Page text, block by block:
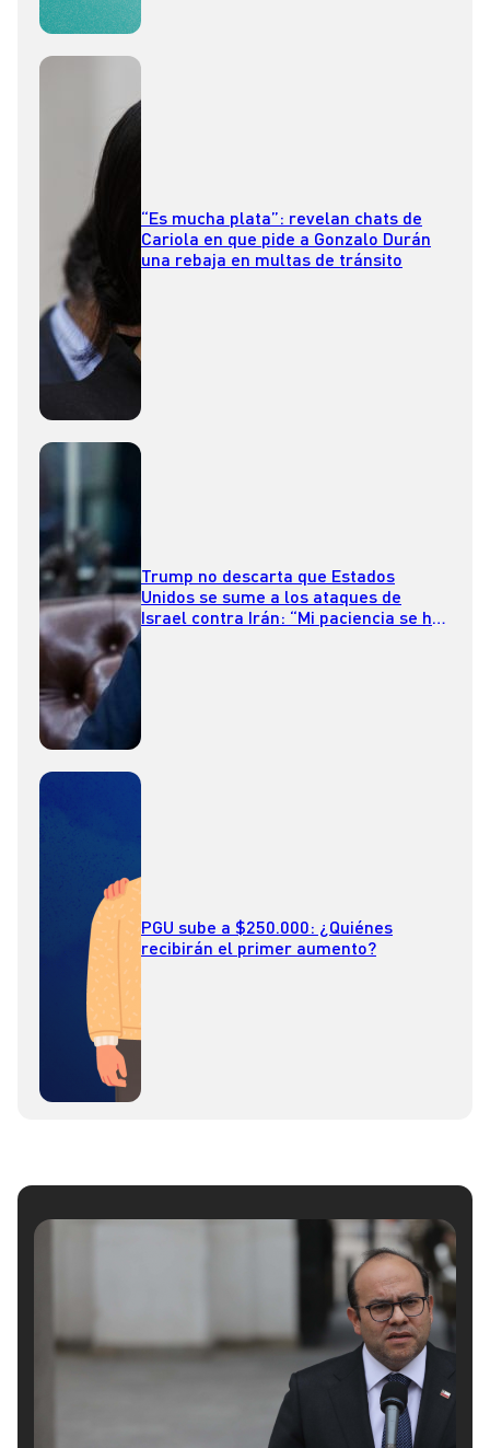
“Es mucha plata”: revelan chats de
Cariola en que pide a Gonzalo Durán
una rebaja en multas de tránsito
Trump no descarta que Estados
Unidos se sume a los ataques de
Israel contra Irán: “Mi paciencia se ha
PGU sube a $250.000: ¿Quiénes
recibirán el primer aumento?